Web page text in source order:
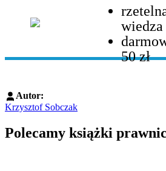
wiedza
50 zł
Autor:
Krzysztof Sobczak
Polecamy książki